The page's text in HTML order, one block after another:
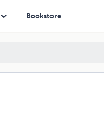
Bookstore